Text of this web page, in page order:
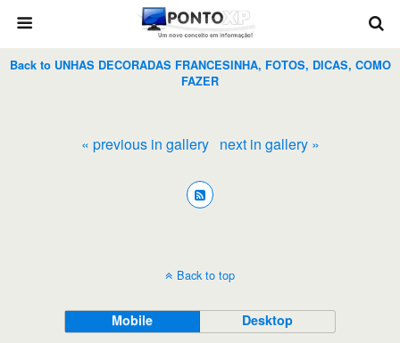
Back to UNHAS DECORADAS FRANCESINHA, FOTOS, DICAS, COMO
FAZER
« previous in gallery next in gallery »
Back to top
Mobile Desktop